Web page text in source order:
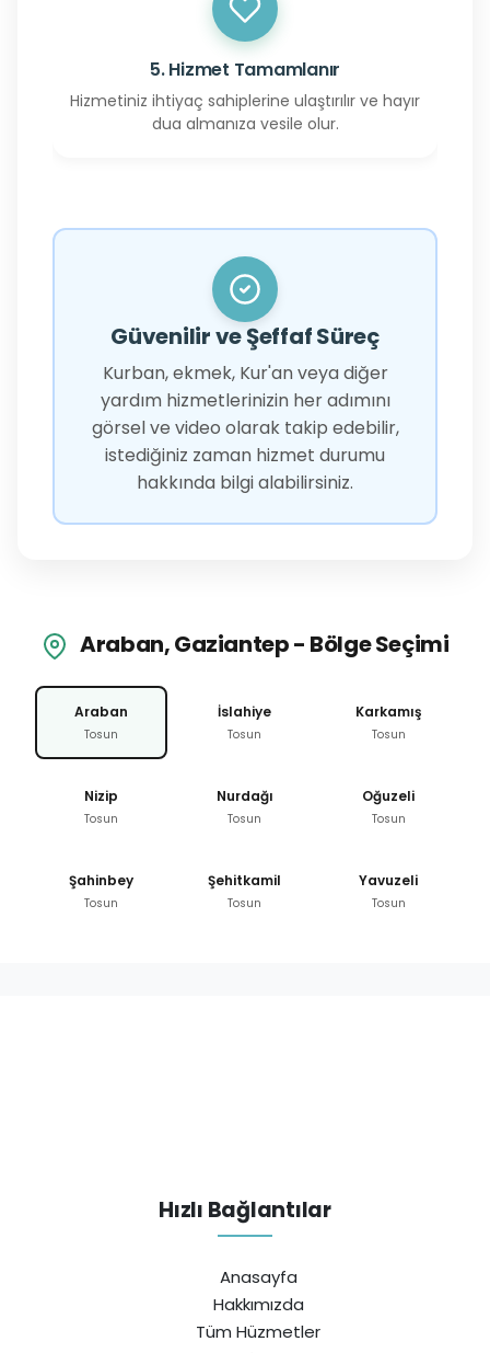
5. Hizmet Tamamlanır
Hizmetiniz ihtiyaç sahiplerine ulaştırılır ve hayır
dua almanıza vesile olur.
Güvenilir ve Şeffaf Süreç
Kurban, ekmek, Kur'an veya diğer
yardım hizmetlerinizin her adımını
görsel ve video olarak takip edebilir,
istediğiniz zaman hizmet durumu
hakkında bilgi alabilirsiniz.
Araban, Gaziantep - Bölge Seçimi
Araban
Tosun
İslahiye
Tosun
Karkamış
Tosun
Nizip
Tosun
Nurdağı
Tosun
Oğuzeli
Tosun
Şahinbey
Tosun
Şehitkamil
Tosun
Yavuzeli
Tosun
Hızlı Bağlantılar
Anasayfa
Hakkımızda
Tüm Hüzmetler